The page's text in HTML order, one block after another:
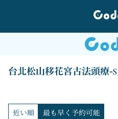
台北松山移花宮古法頭療-
近い順 最も早く予約可能